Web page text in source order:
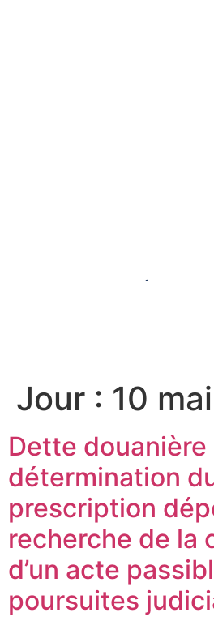
Jour : 10
Dette douanière
détermination
prescription
recherche de la
d’un acte
poursuites